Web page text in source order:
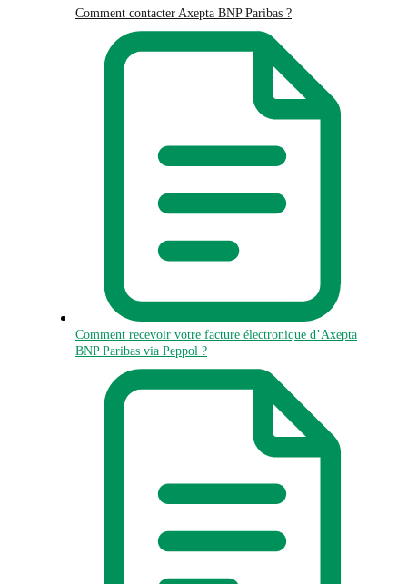
Comment contacter Axepta BNP Paribas ?
Comment recevoir votre facture électronique d’Axepta
BNP Paribas via Peppol ?